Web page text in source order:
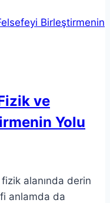
ve
Yolu
alanında derin
anlamda da